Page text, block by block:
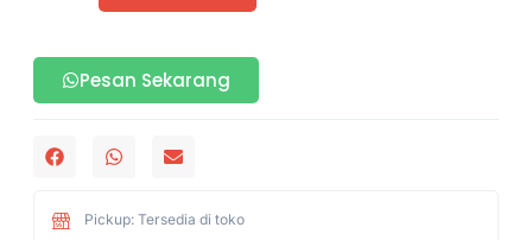
Pesan Sekarang
Pickup: Tersedia di toko